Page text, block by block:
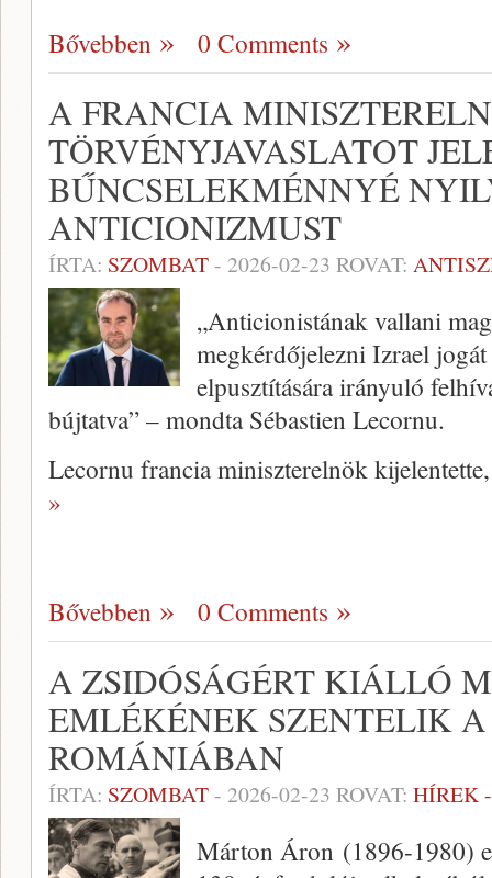
Bővebben 0 Comments
A FRANCIA
TÖRVÉNYJAVASLATOT
BŰNCSELEKMÉNNYÉ
ANTICIONIZMUST
ÍRTA: SZOMBAT- 2026-02-23 ROVAT:
„Anticionistának vallani
megkérdőjelezni Izrael jogát
elpusztítására irányuló
bújtatva” – mondta Sébastien Lecornu.
Lecornu francia miniszterelnök
»
Bővebben 0 Comments
A ZSIDÓSÁGÉRT KIÁLLÓ
EMLÉKÉNEK SZENTELIK A
ROMÁNIÁBAN
ÍRTA: SZOMBAT- 2026-02-23 ROVAT: HÍREK
Márton Áron (1896-1980)